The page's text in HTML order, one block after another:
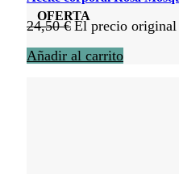
OFERTA
24,50€ El precio original
Añadir al carrito